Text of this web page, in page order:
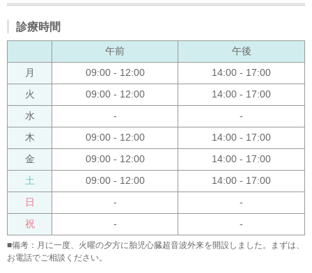
診療時間
午前 午後
月 09:00 - 12:00 14:00 - 17:00
火 09:00 - 12:00 14:00 - 17:00
水 - -
木 09:00 - 12:00 14:00 - 17:00
金 09:00 - 12:00 14:00 - 17:00
土 09:00 - 12:00 14:00 - 17:00
日 - -
祝 - -
■備考：月に一度、火曜の夕方に胎児心臓超音波外来を開設しました。まずは、
お電話でご相談ください。